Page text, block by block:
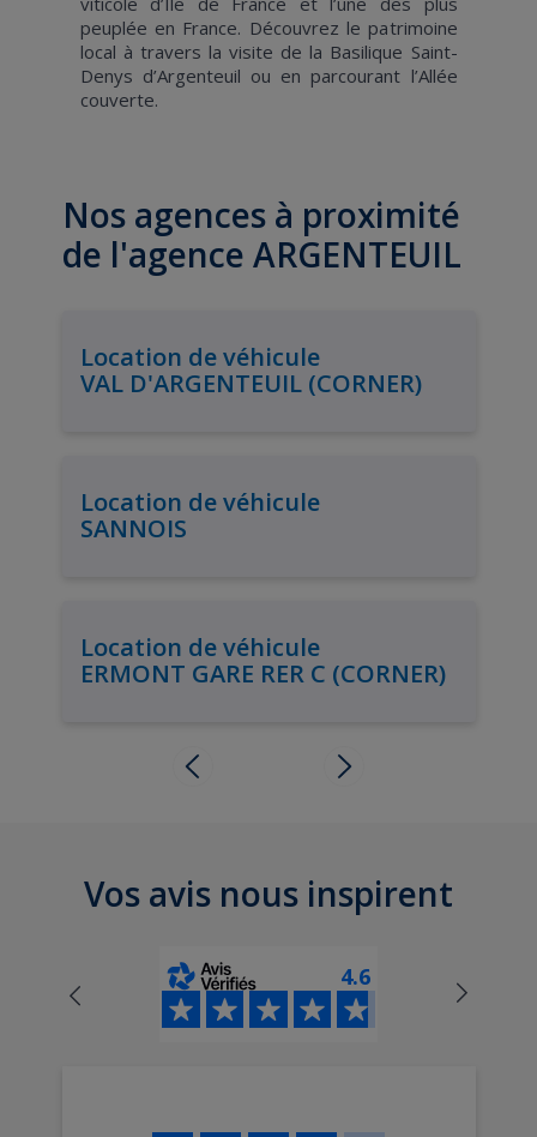
peuplée en France. Découvrez le patrimoine
local à travers la visite de la Basilique Saint-
Denys d’Argenteuil ou en parcourant l’Allée
couverte.
Nos agences à proximité
de l'agence ARGENTEUIL
Location de véhicule
VAL D'ARGENTEUIL (CORNER)
Location de véhicule
SANNOIS
Location de véhicule
ERMONT GARE RER C (CORNER)
Vos avis nous inspirent
4.6